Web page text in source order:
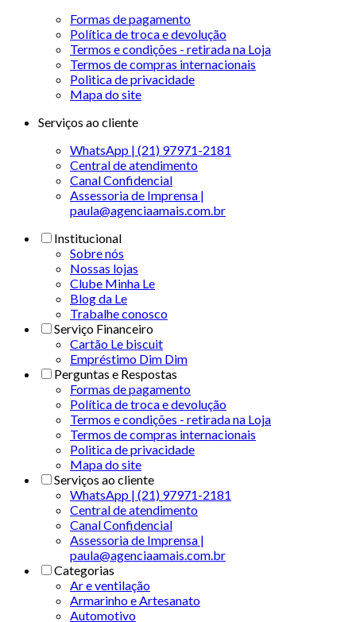
Formas de pagamento
Política de troca e devolução
Termos e condições - retirada na Loja
Termos de compras internacionais
Politica de privacidade
Mapa do site
Serviços ao cliente
WhatsApp | (21) 97971-2181
Central de atendimento
Canal Confidencial
Assessoria de Imprensa |
paula@agenciaamais.com.br
Institucional
Sobre nós
Nossas lojas
Clube Minha Le
Blog da Le
Trabalhe conosco
Serviço Financeiro
Cartão Le biscuit
Empréstimo Dim Dim
Perguntas e Respostas
Formas de pagamento
Política de troca e devolução
Termos e condições - retirada na Loja
Termos de compras internacionais
Politica de privacidade
Mapa do site
Serviços ao cliente
WhatsApp | (21) 97971-2181
Central de atendimento
Canal Confidencial
Assessoria de Imprensa |
paula@agenciaamais.com.br
Categorias
Ar e ventilação
Armarinho e Artesanato
Automotivo